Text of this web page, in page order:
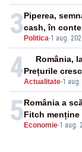
3 Politica-1 aug.
Piperea,
cash, în
4Actualitate-1
România,
Prețurile
5 Economie-1 aug.
România a
Fitch